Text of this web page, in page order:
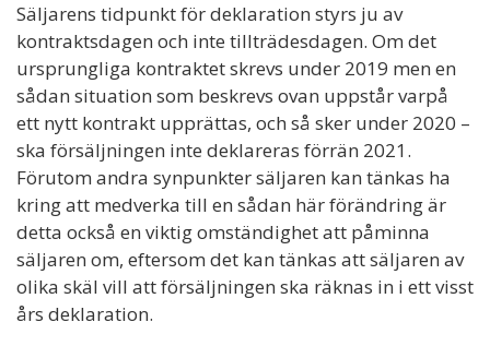
Säljarens tidpunkt för deklaration styrs ju av
kontraktsdagen och inte tillträdesdagen. Om det
ursprungliga kontraktet skrevs under 2019 men en
sådan situation som beskrevs ovan uppstår varpå
ett nytt kontrakt upprättas, och så sker under 2020 –
ska försäljningen inte deklareras förrän 2021.
Förutom andra synpunkter säljaren kan tänkas ha
kring att medverka till en sådan här förändring är
detta också en viktig omständighet att påminna
säljaren om, eftersom det kan tänkas att säljaren av
olika skäl vill att försäljningen ska räknas in i ett visst
års deklaration.